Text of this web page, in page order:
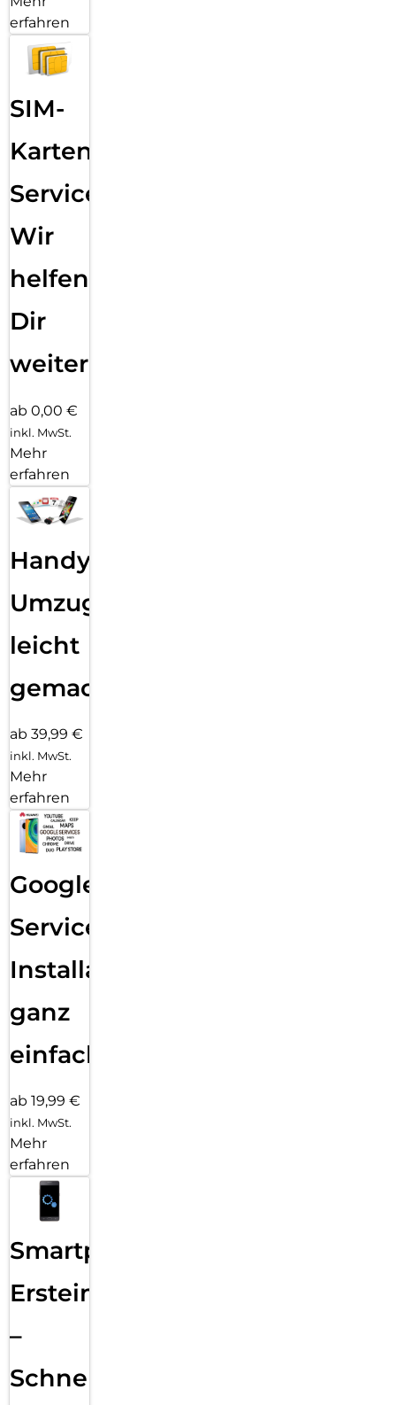
erfahren
SIM-
Karten
Service:
Wir
helfen
Dir
weiter
ab 0,00 €
inkl. MwSt.
Mehr
erfahren
Handy
Umzug
leicht
gemacht!
ab 39,99 €
inkl. MwSt.
Mehr
erfahren
Google
Services
Installation
ganz
einfach
ab 19,99 €
inkl. MwSt.
Mehr
erfahren
Smartphone
Ersteinrichtung
–
Schnelle